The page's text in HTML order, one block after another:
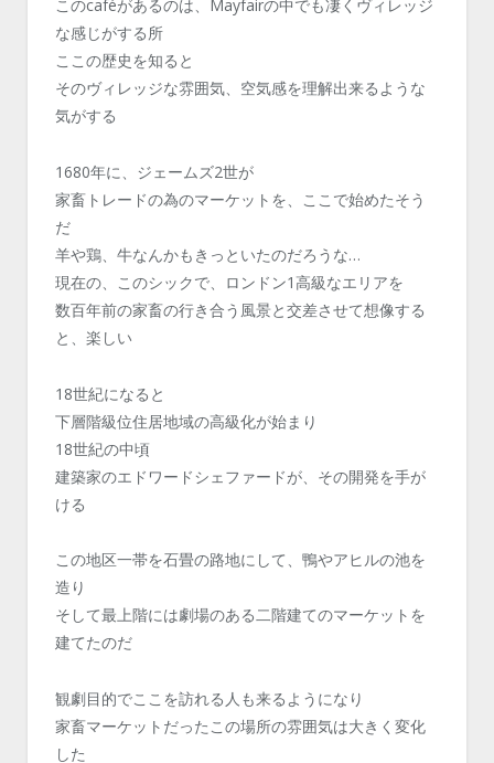
このcaféがあるのは、Mayfairの中でも凄くヴィレッジ
な感じがする所
ここの歴史を知ると
そのヴィレッジな雰囲気、空気感を理解出来るような
気がする
1680年に、ジェームズ2世が
家畜トレードの為のマーケットを、ここで始めたそう
だ
羊や鶏、牛なんかもきっといたのだろうな…
現在の、このシックで、ロンドン1高級なエリアを
数百年前の家畜の行き合う風景と交差させて想像する
と、楽しい
18世紀になると
下層階級位住居地域の高級化が始まり
18世紀の中頃
建築家のエドワードシェファードが、その開発を手が
ける
この地区一帯を石畳の路地にして、鴨やアヒルの池を
造り
そして最上階には劇場のある二階建てのマーケットを
建てたのだ
観劇目的でここを訪れる人も来るようになり
家畜マーケットだったこの場所の雰囲気は大きく変化
した